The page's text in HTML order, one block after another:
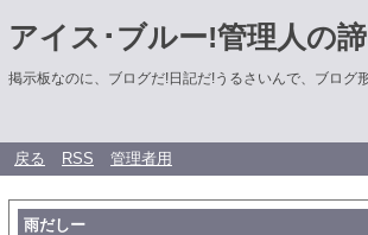
アイス･ブルー!管理人の
掲示板なのに、ブログだ!日記だ!うるさいんで、ブログ
戻る RSS 管理者用
雨だしー